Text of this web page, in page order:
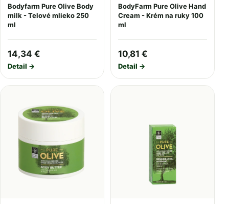
Bodyfarm Pure Olive Body
milk - Telové mlieko 250
ml
14,34 €
Detail →
BodyFarm Pure Olive Hand
Cream - Krém na ruky 100
ml
10,81 €
Detail →